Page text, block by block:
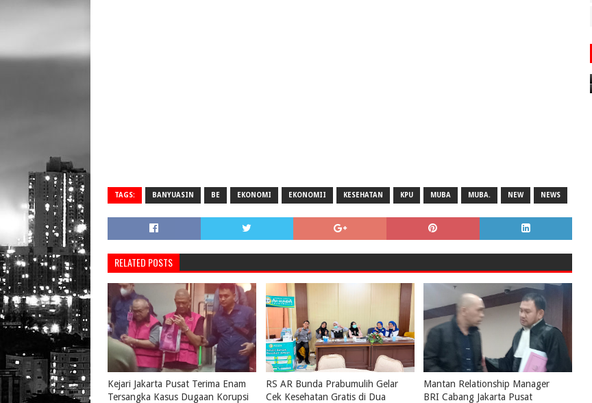
TAGS: BANYUASIN BE EKONOMI EKONOMII KESEHATAN KPU MUBA MUBA. NEW NEWS
RELATED POSTS
Kejari Jakarta Pusat Terima Enam
Tersangka Kasus Dugaan Korupsi
RS AR Bunda Prabumulih Gelar
Cek Kesehatan Gratis di Dua
Mantan Relationship Manager
BRI Cabang Jakarta Pusat